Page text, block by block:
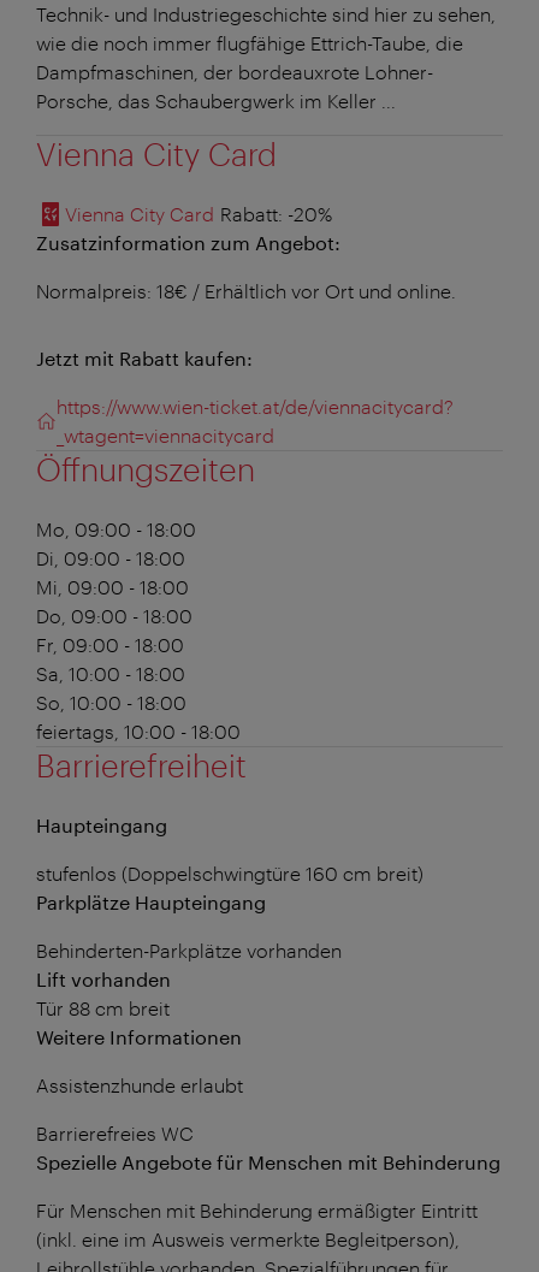
Technik- und Industriegeschichte sind hier zu sehen,
wie die noch immer flugfähige Ettrich-Taube, die
Dampfmaschinen, der bordeauxrote Lohner-
Porsche, das Schaubergwerk im Keller ...
Vienna City Card
Vienna City Card Rabatt: -20%
Zusatzinformation zum Angebot:
Normalpreis: 18€ / Erhältlich vor Ort und online.
Jetzt mit Rabatt kaufen:
https://www.wien-ticket.at/de/viennacitycard?
_wtagent=viennacitycard
Öffnungszeiten
Mo, 09:00 - 18:00
Di, 09:00 - 18:00
Mi, 09:00 - 18:00
Do, 09:00 - 18:00
Fr, 09:00 - 18:00
Sa, 10:00 - 18:00
So, 10:00 - 18:00
feiertags, 10:00 - 18:00
Barrierefreiheit
Haupteingang
stufenlos (Doppelschwingtüre 160 cm breit)
Parkplätze Haupteingang
Behinderten-Parkplätze vorhanden
Lift vorhanden
Tür 88 cm breit
Weitere Informationen
Assistenzhunde erlaubt
Barrierefreies WC
Spezielle Angebote für Menschen mit Behinderung
Für Menschen mit Behinderung ermäßigter Eintritt
(inkl. eine im Ausweis vermerkte Begleitperson),